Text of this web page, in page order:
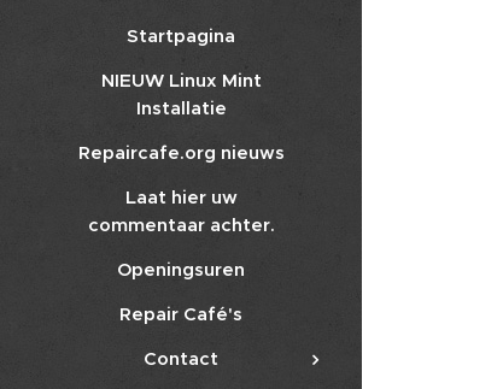
Startpagina
NIEUW Linux Mint
Installatie
Repaircafe.org nieuws
Laat hier uw
commentaar achter.
Openingsuren
Repair Café's
Contact